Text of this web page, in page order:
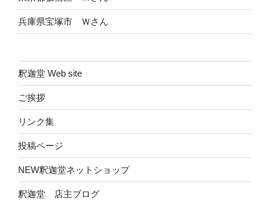
兵庫県宝塚市 Ｗさん
釈迦堂 Web site
ご挨拶
リンク集
投稿ページ
NEW釈迦堂ネットショップ
釈迦堂 店主ブログ